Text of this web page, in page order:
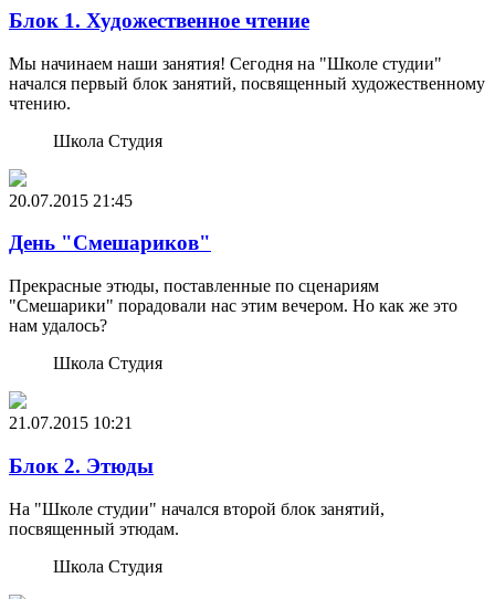
Блок 1. Художественное чтение
Мы начинаем наши занятия! Сегодня на "Школе студии"
начался первый блок занятий, посвященный художественному
чтению.
Школа Студия
20.07.2015 21:45
День "Смешариков"
Прекрасные этюды, поставленные по сценариям
"Смешарики" порадовали нас этим вечером. Но как же это
нам удалось?
Школа Студия
21.07.2015 10:21
Блок 2. Этюды
На "Школе студии" начался второй блок занятий,
посвященный этюдам.
Школа Студия